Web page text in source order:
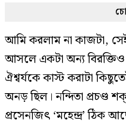
আমি করলাম না কাজটা,
আসলে একটা অন্য বিরক্তিও
ঐশ্বর্যকে কাস্ট করাটা
অনড় ছিল। নন্দিতা প্রচণ্ড
প্রসেনজিৎ ‘মহেন্দ্র’ ঠিক